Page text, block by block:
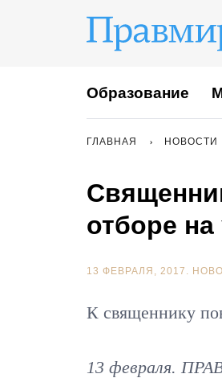
Образование
ГЛАВНАЯ НОВОСТИ
отборе на
13 ФЕВРАЛЯ, 2017.
К священнику
13 февраля.